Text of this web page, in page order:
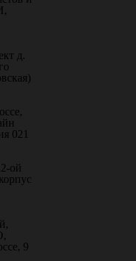
д.
021
ой
9